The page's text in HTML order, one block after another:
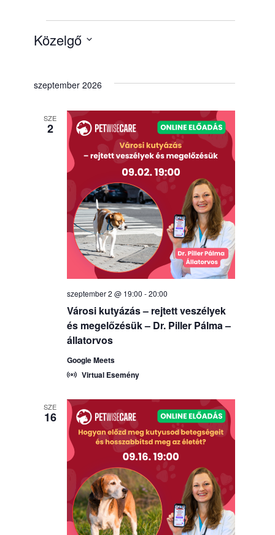
Közelgő
kiválasztása.
szeptember 2026
SZE
2
Városi kutyázás – rejtett veszélyek
és megelőzésük – Dr. Piller Pálma –
állatorvos
szeptember 2 @ 19:00 -20:00
Google Meets
Virtual Esemény
SZE
16